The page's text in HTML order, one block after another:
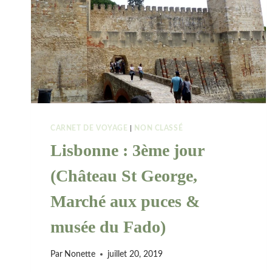
CARNET DE VOYAGE NON CLASSÉ
Lisbonne : 3ème jour
(Château St George,
Marché aux puces &
musée du Fado)
Par Nonette juillet 20, 2019